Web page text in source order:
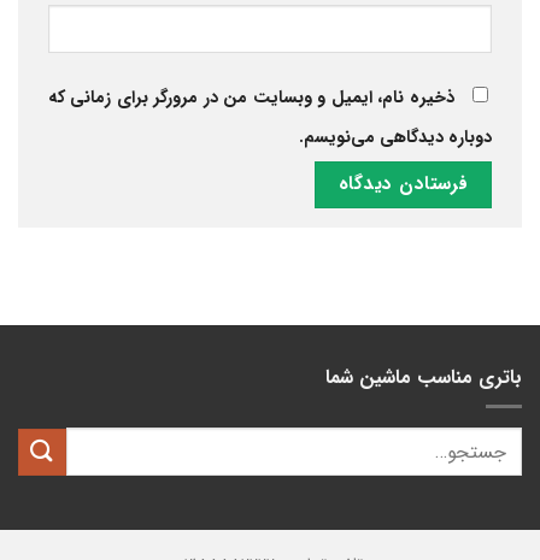
ذخیره نام، ایمیل و وبسایت من در مرورگر برای زمانی که
دوباره دیدگاهی می‌نویسم.
باتری مناسب ماشین شما